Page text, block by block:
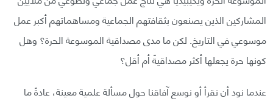
المشاركين الذين يصنعون بثقافتهم الجماعية ومساهماتهم أكبر عمل
موسوعي في التاريخ. لكن ما مدى مصداقية الموسوعة الحرة؟ وهل
كونها حرة يجعلها أكثر مصداقيةً أم أقل؟
عندما نود أن نقرأ أو نوسع آفاقنا حول مسألة علمية معينة، عادةً ما